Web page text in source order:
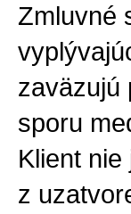
Zmluvné
zaväzujú
sporu
Klient
z